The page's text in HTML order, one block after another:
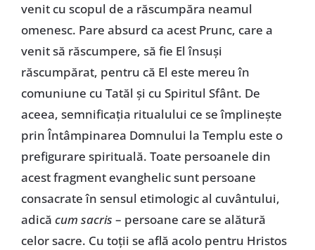
venit cu scopul de a răscumpăra neamul
omenesc. Pare absurd ca acest Prunc, care a
venit să răscumpere, să fie El însuşi
răscumpărat, pentru că El este mereu în
comuniune cu Tatăl şi cu Spiritul Sfânt. De
aceea, semnificaţia ritualului ce se împlineşte
prin Întâmpinarea Domnului la Templu este o
prefigurare spirituală. Toate persoanele din
acest fragment evanghelic sunt persoane
consacrate în sensul etimologic al cuvântului,
adică cum sacris – persoane care se alătură
celor sacre. Cu toţii se află acolo pentru Hristos